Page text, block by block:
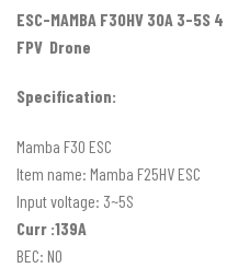
ESC-MAMBA F30HV 30A 3-5S
FPV Drone
Specification:
Mamba F30 ESC
Item name: Mamba F25HV ESC
Input voltage: 3~5S
Curr :139A
BEC: NO